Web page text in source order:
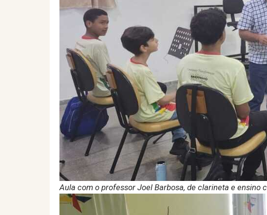
Aula com o professor Joel Barbosa, de clarineta e ensino